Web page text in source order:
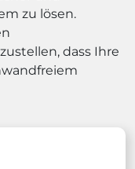
zu lösen.
dass Ihre